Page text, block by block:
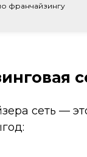
франчайзингу
сеть —